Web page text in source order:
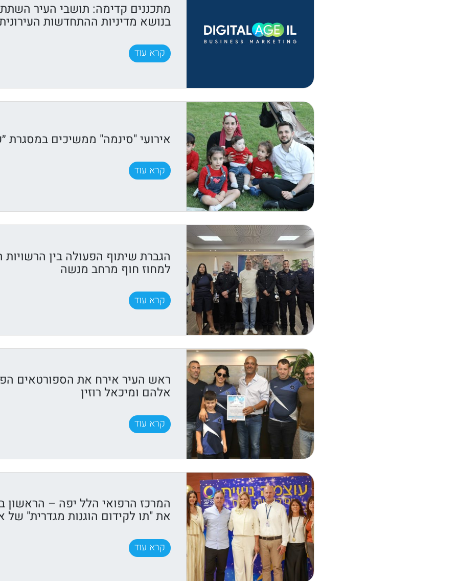
מתכננים קדימה: תושבי העיר
בנושא מדיניות ההתחדשות
קרא עוד
אירועי "סינמה" ממשיכים במסגרת
קרא עוד
הגברת שיתוף הפעולה בין הרשויות
למחוז חוף מרחב מנשה
קרא עוד
ראש העיר אירח את הספורטאים
אלהם ומיכאל רוזין
קרא עוד
המרכז הרפואי הלל יפה – הראשון
את "תו לקידום הוגנות מגדרית" של
קרא עוד